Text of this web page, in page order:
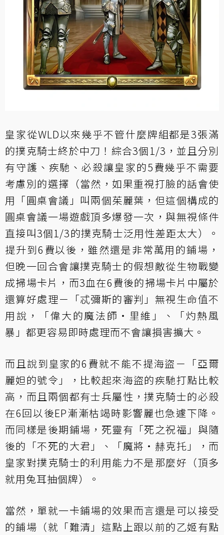
皇家從WLD以來幾乎不管什麼牌組都是3張滿
的撲克騎士終於中刀！綜合3個1/3，並且分別
有守護、疾馳、必殺讓皇家的5費幾乎不需要
考慮別的選擇（當然，如果重視打臉的話會使
用「圓桌會議」叫兩個茱麗葉，但這個構成的
圓桌會議一場遊戲頂多爆發一次，與無視條件
直接叫3個1/3的撲克騎士泛用性差距太大）。
提升到6費以後，雖然還是非常萬用的鋪場，
但晚一回合會讓撲克騎士的假想敵從生物戰變
成掃場卡片，而3血在6費後的掃場卡片中屬於
還算好處理－「忒彌斯的審判」無視生命值不
用說，「偉大的魔法師‧里維」、「灼熱風
暴」都更容易即時處理而不會讓損害擴大。
而且說到皇家的6費就不能不提海盜－「亞爾
麗妲的號令」，比較起來海盜的疾馳打點比較
高，而且兩個都有士兵屬性，撲克騎士的必殺
在6回以後EP漸漸枯竭時影響麗也急遽下降。
而同樣是後期鋪場，死靈有「死之祝福」與隨
後的「不死的大君」、「魔將‧赫克托」，而
皇家對撲克騎士的利用能力不是那麼好（頂多
就用兔耳抽個牌）。
當然，單就一卡鋪場的效果而言還是可以接受
的鋪場（就「難清」這點上跟以前的乙姬有點